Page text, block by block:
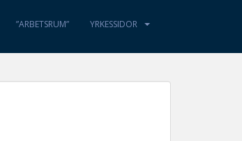
”ARBETSRUM” YRKESSIDOR